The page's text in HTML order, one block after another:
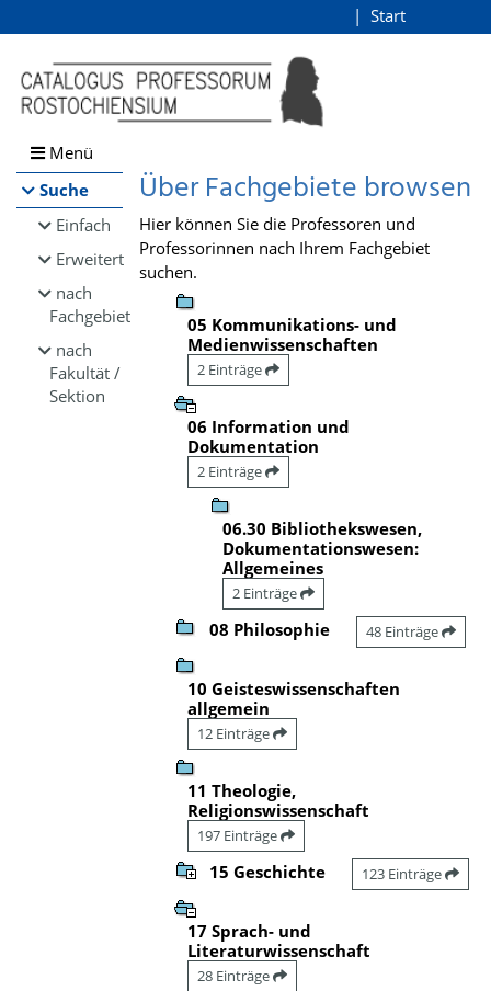
Browsen
direkt zum Inhalt
Start
Menü
Suche
Einfach
Erweitert
nach
Fachgebiet
nach
Fakultät /
Sektion
Über Fachgebiete browsen
Hier können Sie die Professoren und
Professorinnen nach Ihrem Fachgebiet
suchen.
05 Kommunikations- und
Medienwissenschaften
2 Einträge
06 Information und
Dokumentation
2 Einträge
06.30 Bibliothekswesen,
Dokumentationswesen:
Allgemeines
2 Einträge
08 Philosophie 48 Einträge
10 Geisteswissenschaften
allgemein
12 Einträge
11 Theologie,
Religionswissenschaft
197 Einträge
15 Geschichte 123 Einträge
17 Sprach- und
Literaturwissenschaft
28 Einträge